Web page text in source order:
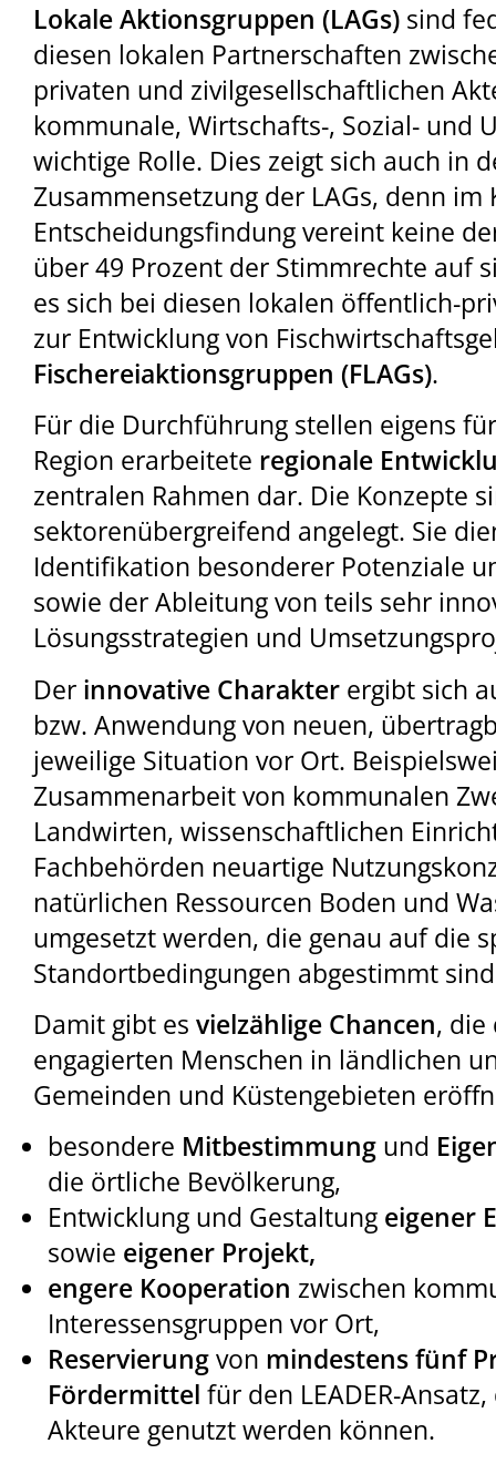
Lokale Aktionsgruppen (LAGs) sind
diesen lokalen Partnerschaften
privaten und zivilgesellschaftlichen
kommunale, Wirtschafts-, Sozial- und
wichtige Rolle. Dies zeigt sich auch in
Zusammensetzung der LAGs, denn im
Entscheidungsfindung vereint keine
über 49 Prozent der Stimmrechte auf
es sich bei diesen lokalen öffentlich-
zur Entwicklung von
Fischereiaktionsgruppen (FLAGs).
Für die Durchführung stellen eigens
Region erarbeitete regionale
zentralen Rahmen dar. Die Konzepte
sektorenübergreifend angelegt. Sie
Identifikation besonderer Potenziale
sowie der Ableitung von teils sehr
Lösungsstrategien und
Der innovative Charakter ergibt sich
bzw. Anwendung von neuen,
jeweilige Situation vor Ort.
Zusammenarbeit von kommunalen
Landwirten, wissenschaftlichen
Fachbehörden neuartige
natürlichen Ressourcen Boden und
umgesetzt werden, die genau auf die
Standortbedingungen abgestimmt
Damit gibt es vielzählige Chancen, die
engagierten Menschen in ländlichen
Gemeinden und Küstengebieten
besondere Mitbestimmung und
die örtliche Bevölkerung,
Entwicklung und Gestaltung eigener
sowie eigener Projekt,
engere Kooperation zwischen
Interessensgruppen vor Ort,
Reservierungvon mindestens fünf
Fördermittel für den LEADER-
Akteure genutzt werden können.